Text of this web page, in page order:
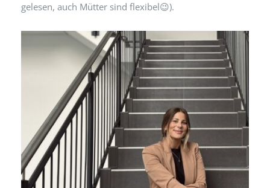
gelesen, auch Mütter sind flexibel😉).